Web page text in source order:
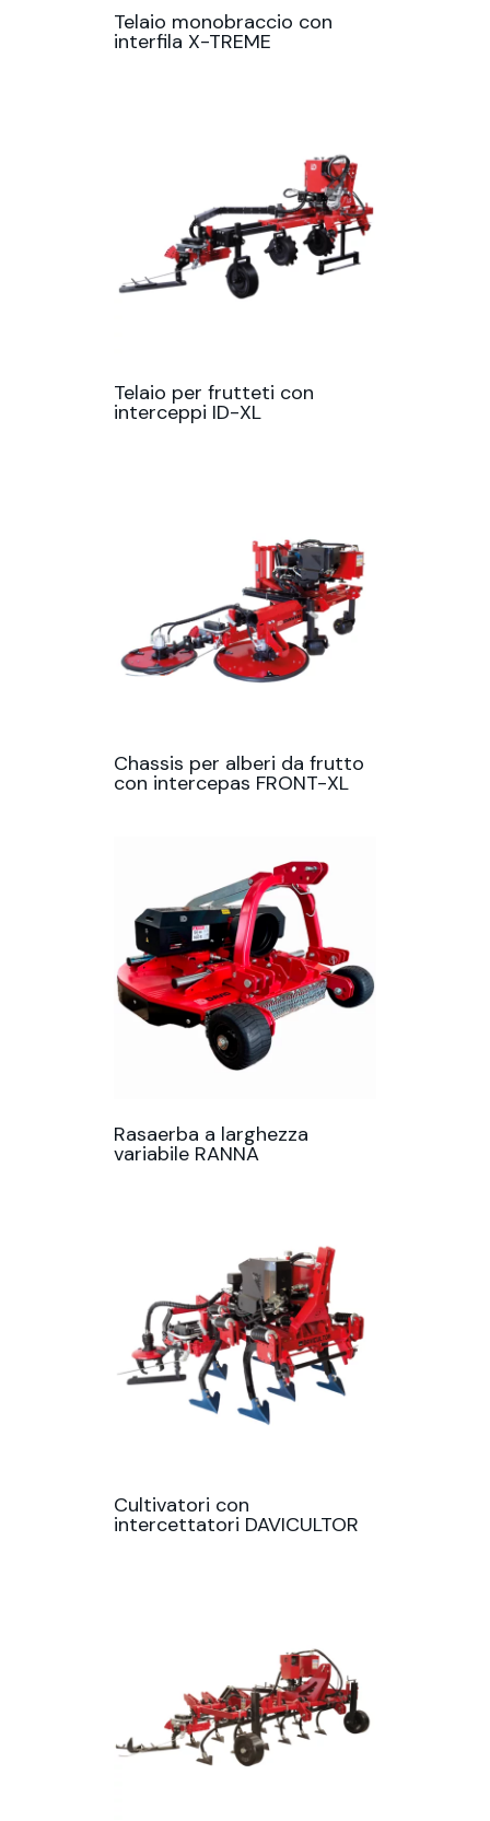
Telaio monobraccio con
interfila X-TREME
Telaio per frutteti con
interceppi ID-XL
Chassis per alberi da frutto
con intercepas FRONT-XL
Rasaerba a larghezza
variabile RANNA
Cultivatori con
intercettatori DAVICULTOR